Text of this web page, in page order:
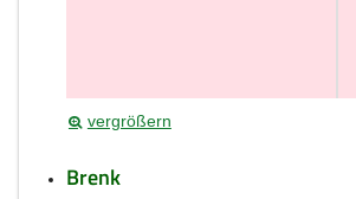
vergrößern
Brenk